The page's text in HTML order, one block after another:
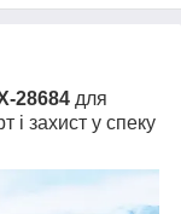
28684 для
і захист у спеку